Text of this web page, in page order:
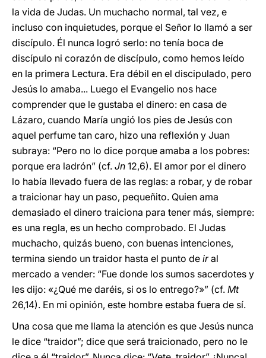
la vida de Judas. Un muchacho normal, tal vez, e
incluso con inquietudes, porque el Señor lo llamó a ser
discípulo. Él nunca logró serlo: no tenía boca de
discípulo ni corazón de discípulo, como hemos leído
en la primera Lectura. Era débil en el discipulado, pero
Jesús lo amaba... Luego el Evangelio nos hace
comprender que le gustaba el dinero: en casa de
Lázaro, cuando María ungió los pies de Jesús con
aquel perfume tan caro, hizo una reflexión y Juan
subraya: “Pero no lo dice porque amaba a los pobres:
porque era ladrón” (cf. Jn 12,6). El amor por el dinero
lo había llevado fuera de las reglas: a robar, y de robar
a traicionar hay un paso, pequeñito. Quien ama
demasiado el dinero traiciona para tener más, siempre:
es una regla, es un hecho comprobado. El Judas
muchacho, quizás bueno, con buenas intenciones,
termina siendo un traidor hasta el punto de iral
mercado a vender: “Fue donde los sumos sacerdotes y
les dijo: «¿Qué me daréis, si os lo entrego?»” (cf. Mt
26,14). En mi opinión, este hombre estaba fuera de sí.
Una cosa que me llama la atención es que Jesús nunca
le dice “traidor”; dice que será traicionado, pero no le